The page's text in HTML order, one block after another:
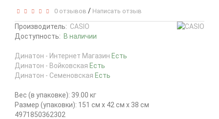
0 отзывов / Написать отзыв
Производитель: CASIO
Доступность: В наличии
Динатон - Интернет Магазин Есть
Динатон - Войковская Есть
Динатон - Семеновская Есть
Вес (в упаковке): 39.00 кг
Размер (упаковки): 151 см x 42 см x 38 см
4971850362302